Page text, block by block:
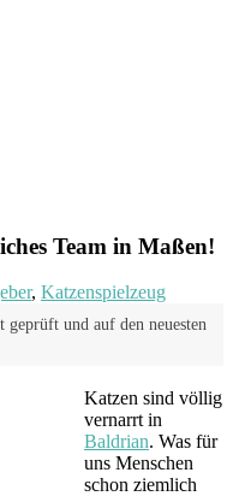
Team in Maßen!
, Katzenspielzeug
geprüft und auf den neuesten
Katzen sind völlig
vernarrt in
Baldrian. Was für
uns Menschen
schon ziemlich